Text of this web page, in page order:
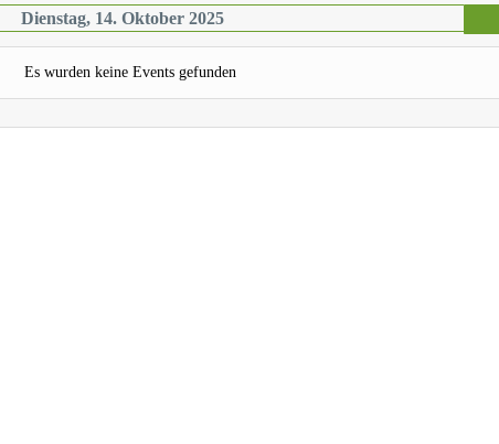
Dienstag, 14. Oktober 2025
Es wurden keine Events gefunden